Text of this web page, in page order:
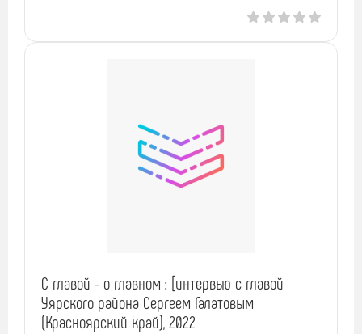
С главой - о главном : [интервью с главой
Уярского района Сергеем Галатовым
(Красноярский край), 2022